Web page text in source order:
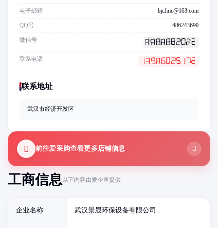
工商信息以下内容由爱企查提供
企业名称 武汉景晟环保设备有限公司
电子邮箱 bjcfmc@163.com
QQ号 486243690
微信号
联系电话
联系地址
武汉市经济开发区
前往爱采购查看更多店铺信息